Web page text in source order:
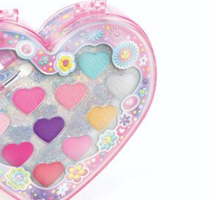
,泥膠,畫板
仔